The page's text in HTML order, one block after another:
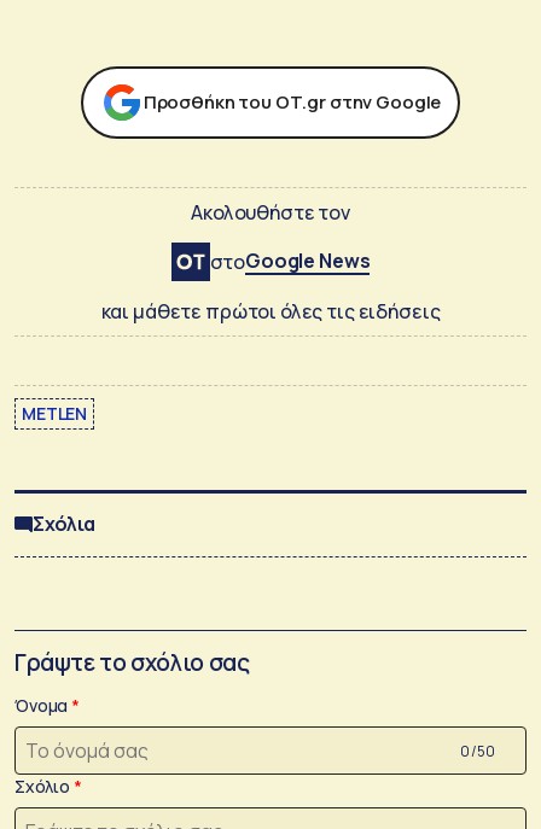
Προσθήκη του ΟΤ.gr στην Google
Ακολουθήστε τον
στοGoogle News
και μάθετε πρώτοι όλες τις ειδήσεις
METLEN
Σχόλια
Γράψτε το σχόλιο σας
Όνομα
0 /50
Σχόλιο